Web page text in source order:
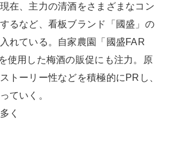
在、主力の清酒をさまざまなコン
るなど、看板ブランド「國盛」の
れている。自家農園「國盛FAR
使用した梅酒の販促にも注力。原
トーリー性などを積極的にPRし、
ていく。
く